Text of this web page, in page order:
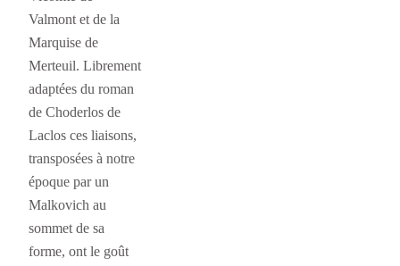
Valmont et de la
Marquise de
Merteuil. Librement
adaptées du roman
de Choderlos de
Laclos ces liaisons,
transposées à notre
époque par un
Malkovich au
sommet de sa
forme, ont le goût